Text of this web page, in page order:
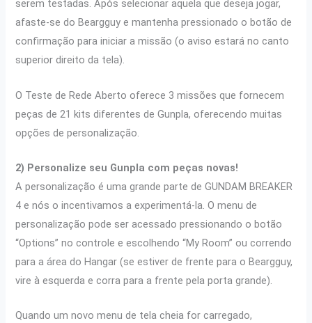
serem testadas. Após selecionar aquela que deseja jogar,
afaste-se do Beargguy e mantenha pressionado o botão de
confirmação para iniciar a missão (o aviso estará no canto
superior direito da tela).
O Teste de Rede Aberto oferece 3 missões que fornecem
peças de 21 kits diferentes de Gunpla, oferecendo muitas
opções de personalização.
2) Personalize seu Gunpla com peças novas!
A personalização é uma grande parte de GUNDAM BREAKER
4 e nós o incentivamos a experimentá-la. O menu de
personalização pode ser acessado pressionando o botão
“Options” no controle e escolhendo “My Room” ou correndo
para a área do Hangar (se estiver de frente para o Beargguy,
vire à esquerda e corra para a frente pela porta grande).
Quando um novo menu de tela cheia for carregado,